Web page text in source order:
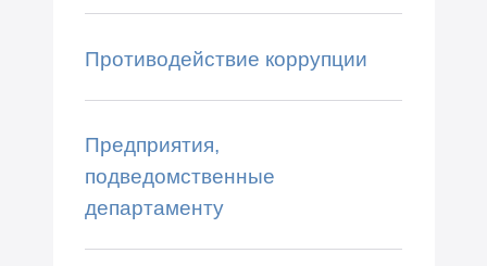
Противодействие коррупции
Предприятия,
подведомственные
департаменту